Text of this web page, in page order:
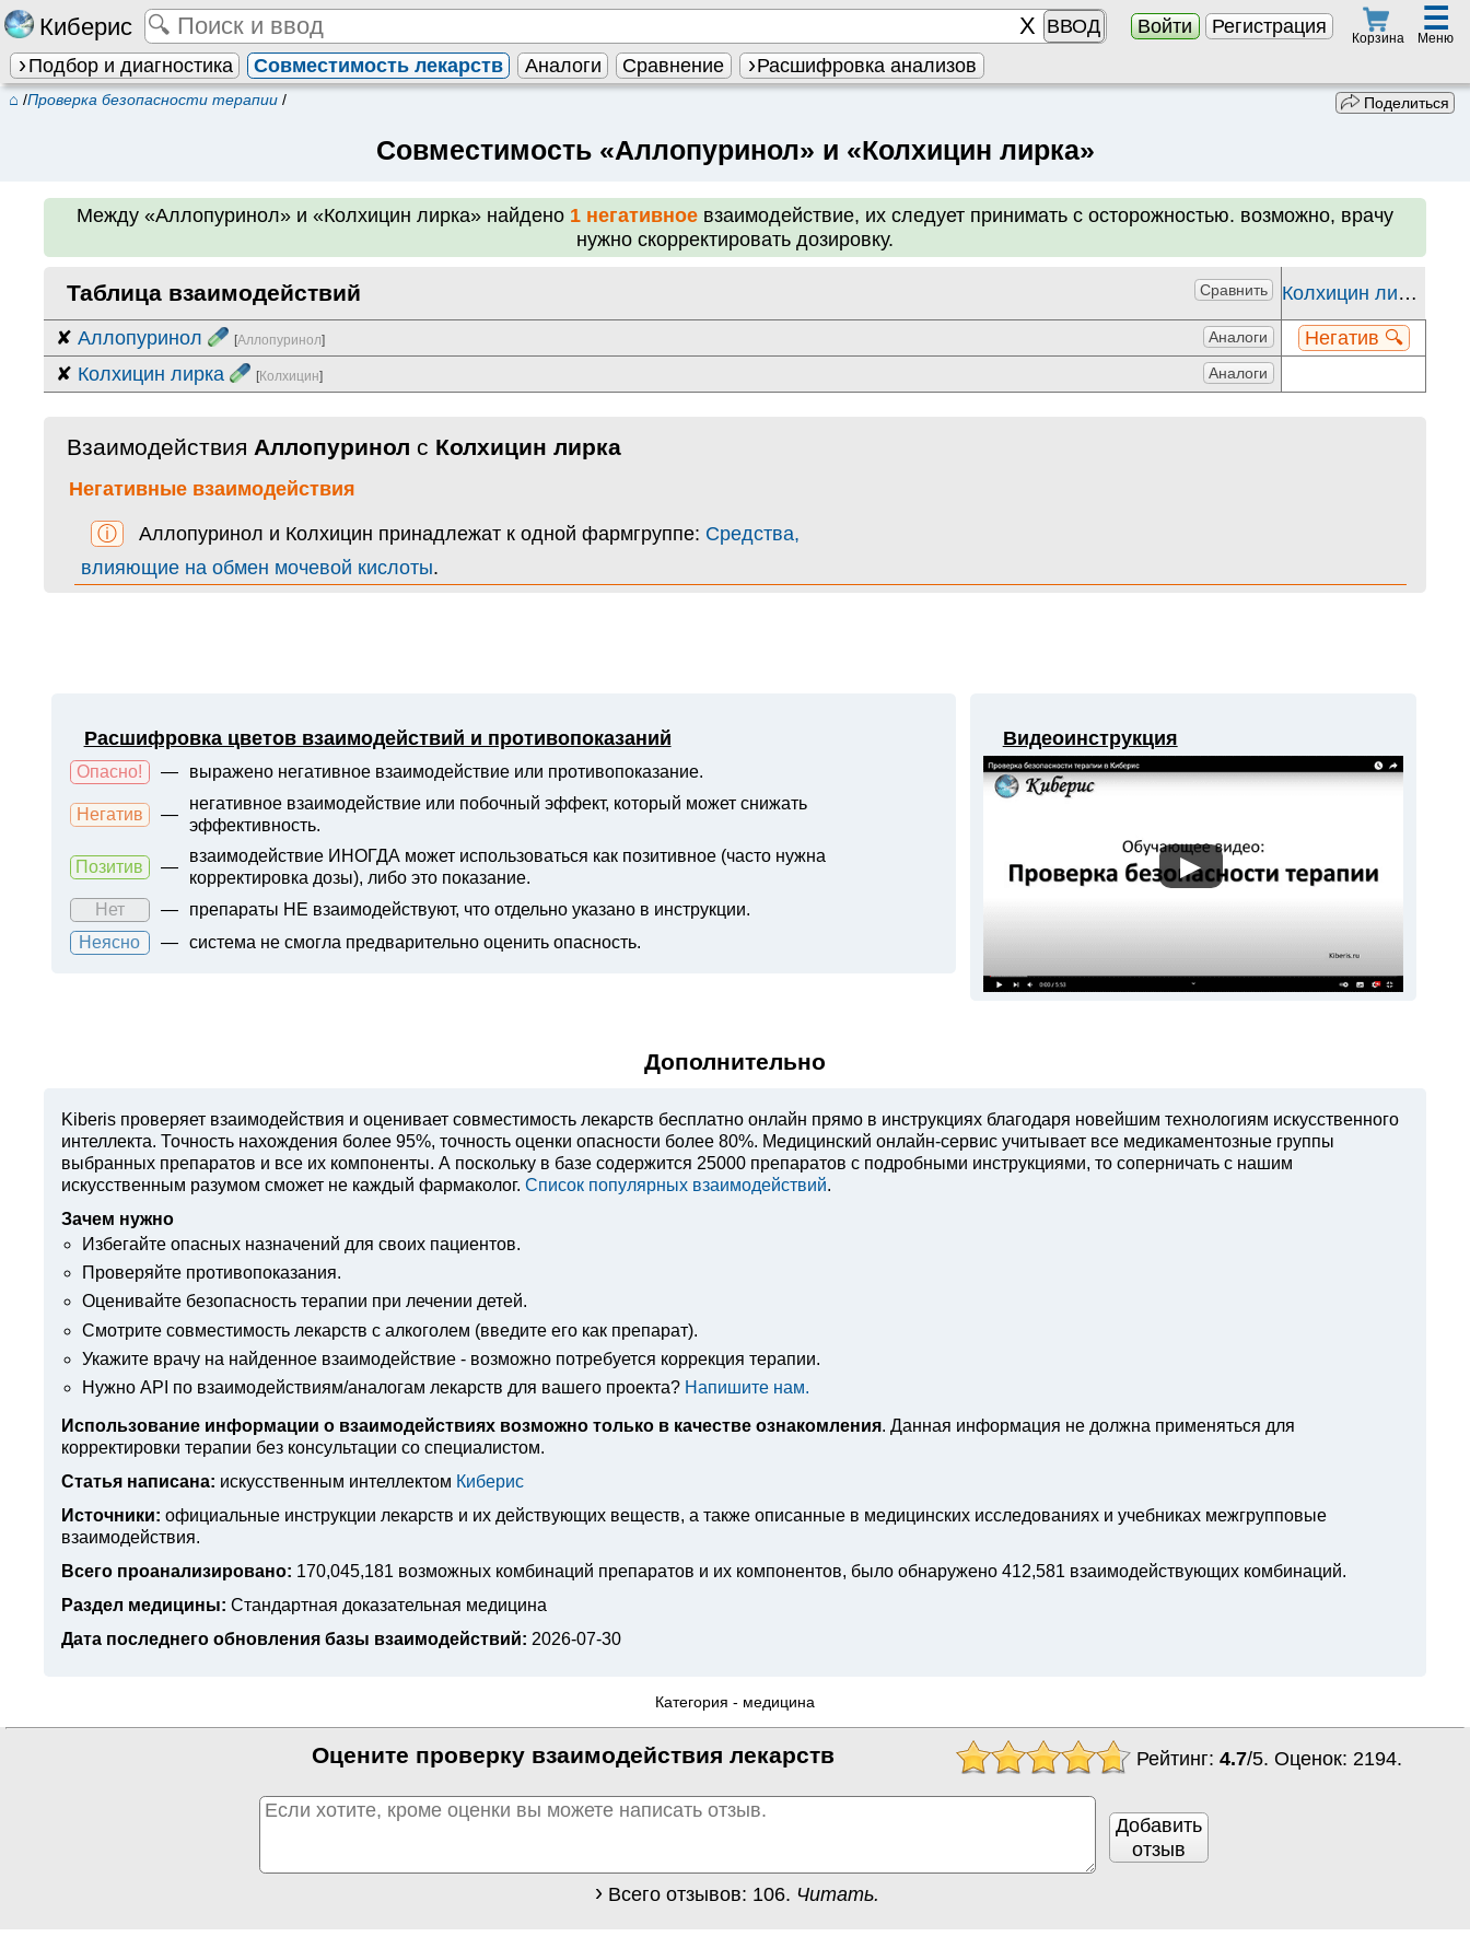
Киберис ВВОД Войти Регистрация
Корзина
☰
Меню
Подбор и диагностика Совместимость лекарств Аналоги Сравнение Расшифровка анализов
⌂ /Проверка безопасности терапии/ Поделиться
Совместимость «Аллопуринол» и «Колхицин лирка»
Между «Аллопуринол» и «Колхицин лирка»найдено 1 негативноевзаимодействие, их следует принимать с осторожностью. возможно, врачу
нужно скорректировать дозировку.
Таблица взаимодействий Сравнить Колхицин лирка
✘ Аллопуринол [Аллопуринол] Аналоги
Негатив 🔍
✘ Колхицин лирка [Колхицин] Аналоги
Взаимодействия Аллопуринол с Колхицин лирка
Негативные взаимодействия
ⓘ Аллопуринол и Колхицин принадлежат к одной фармгруппе: Средства,
влияющие на обмен мочевой кислоты.
Расшифровка цветов взаимодействий и противопоказаний
Опасно! — выражено негативное взаимодействие или противопоказание.
Негатив —
негативное взаимодействие или побочный эффект, который может снижать
эффективность.
Позитив —
взаимодействие ИНОГДА может использоваться как позитивное (часто нужна
корректировка дозы), либо это показание.
Нет
—
препараты НЕ взаимодействуют, что отдельно указано в инструкции.
Неясно
— система не смогла предварительно оценить опасность.
Видеоинструкция
▶
Дополнительно
Kiberis проверяет взаимодействия и оценивает совместимость лекарств бесплатно онлайн прямо в инструкциях благодаря новейшим технологиям искусственного
интеллекта. Точность нахождения более 95%, точность оценки опасности более 80%. Медицинский онлайн-сервис учитывает все медикаментозные группы
выбранных препаратов и все их компоненты. А поскольку в базе содержится 25000 препаратов с подробными инструкциями, то соперничать с нашим
искусственным разумом сможет не каждый фармаколог.Список популярных взаимодействий.
Зачем нужно
Избегайте опасных назначений для своих пациентов.
Проверяйте противопоказания.
Оценивайте безопасность терапии при лечении детей.
Смотрите совместимость лекарств с алкоголем (введите его как препарат).
Укажите врачу на найденное взаимодействие - возможно потребуется коррекция терапии.
Нужно API по взаимодействиям/аналогам лекарств для вашего проекта? Напишите нам.
Использование информации о взаимодействиях возможно только в качестве ознакомления. Данная информация не должна применяться для
корректировки терапии без консультации со специалистом.
Статья написана: искусственным интеллектом Киберис
Источники: официальные инструкции лекарств и их действующих веществ, а также описанные в медицинских исследованиях и учебниках межгрупповые
взаимодействия.
Всего проанализировано: 170,045,181 возможных комбинаций препаратов и их компонентов, было обнаружено 412,581 взаимодействующих комбинаций.
Раздел медицины: Стандартная доказательная медицина
Дата последнего обновления базы взаимодействий: 2026-07-30
Категория - медицина
Рейтинг: 4.7/5. Оценок: 2194.
Оцените проверку взаимодействия лекарств
Добавить
отзыв
Всего отзывов: 106. Читать.